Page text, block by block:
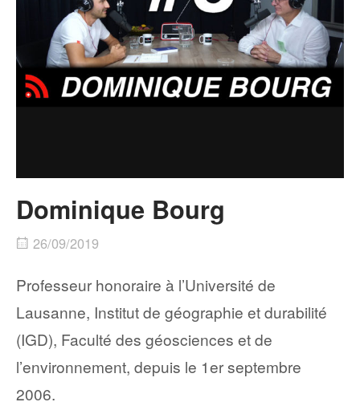
Dominique Bourg
26/09/2019
Professeur honoraire à l’Université de
Lausanne, Institut de géographie et durabilité
(IGD), Faculté des géosciences et de
l’environnement, depuis le 1er septembre
2006.